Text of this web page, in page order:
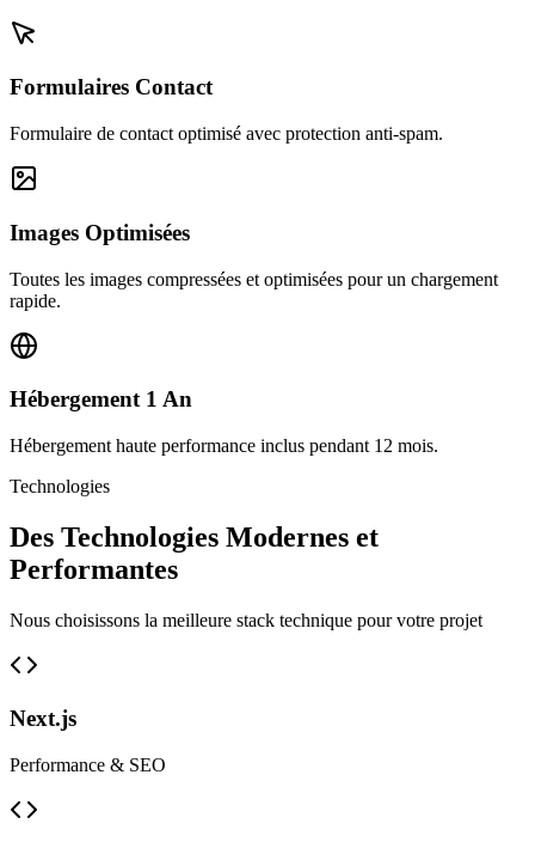
Formulaires Contact
Formulaire de contact optimisé avec protection anti-spam.
Images Optimisées
Toutes les images compressées et optimisées pour un chargement
rapide.
Hébergement 1 An
Hébergement haute performance inclus pendant 12 mois.
Technologies
Des Technologies Modernes et
Performantes
Nous choisissons la meilleure stack technique pour votre projet
Next.js
Performance & SEO